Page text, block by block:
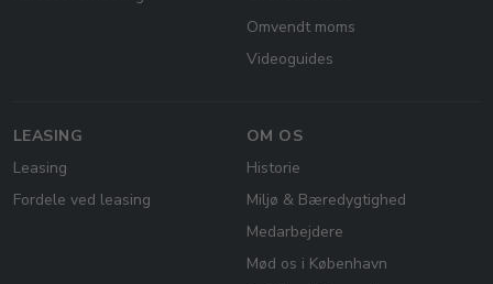
Omvendt moms
Videoguides
LEASING
Leasing
Fordele ved leasing
OM OS
Historie
Miljø & Bæredygtighed
Medarbejdere
Mød os i København